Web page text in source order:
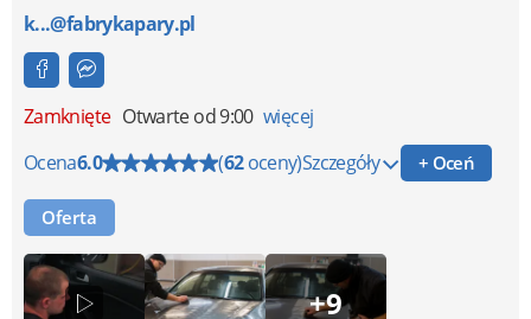
k...@fabrykapary.pl
Zamknięte Otwarte od 9:00 więcej
Ocena6.0 (62oceny)Szczegóły + Oceń
Oferta
+9